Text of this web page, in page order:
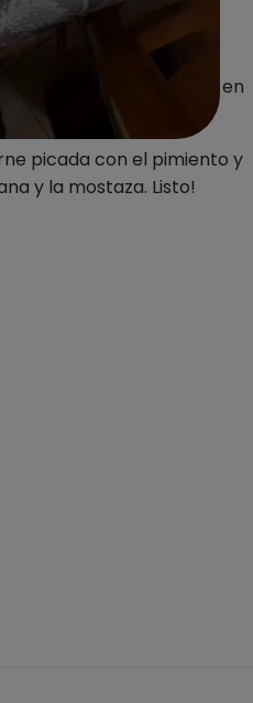
tostadora o sarten
como puede verse en
picada con el pimiento y
y la mostaza. Listo!